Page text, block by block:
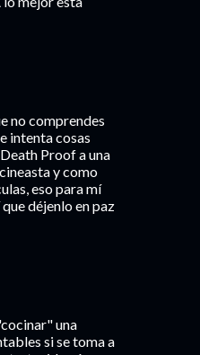
no comprendes
intenta cosas
Proof a una
y como
eso para mí
déjenlo en paz
una
si se toma a